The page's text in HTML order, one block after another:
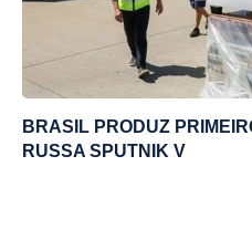
BRASIL PRODUZ
RUSSA SPUTNIK V